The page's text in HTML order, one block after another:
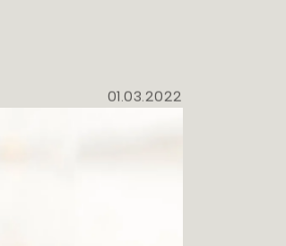
01.03.2022